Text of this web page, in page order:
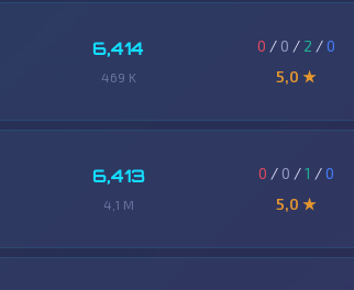
6,414
469 K
0 / 0 / 2 /0
5,0 ★
6,413
4,1 M
0 / 0 /1 /0
5,0 ★